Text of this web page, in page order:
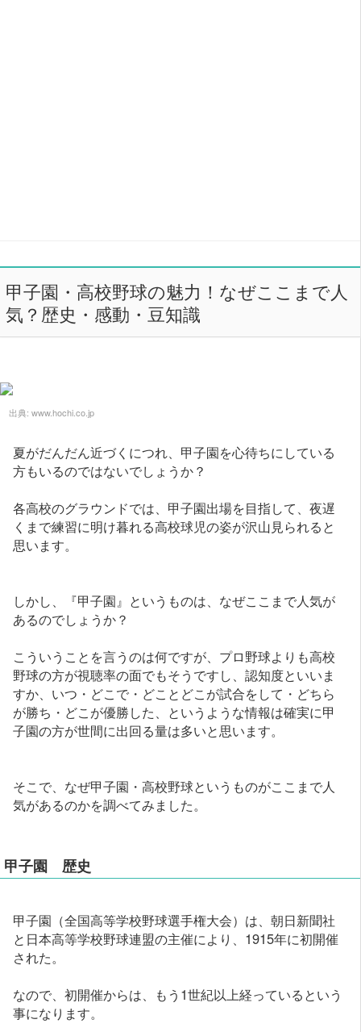
甲子園・高校野球の魅力！なぜここまで人
気？歴史・感動・豆知識
出典: www.hochi.co.jp
夏がだんだん近づくにつれ、甲子園を心待ちにしている
方もいるのではないでしょうか？
各高校のグラウンドでは、甲子園出場を目指して、夜遅
くまで練習に明け暮れる高校球児の姿が沢山見られると
思います。
しかし、『甲子園』というものは、なぜここまで人気が
あるのでしょうか？
こういうことを言うのは何ですが、プロ野球よりも高校
野球の方が視聴率の面でもそうですし、認知度といいま
すか、いつ・どこで・どことどこが試合をして・どちら
が勝ち・どこが優勝した、というような情報は確実に甲
子園の方が世間に出回る量は多いと思います。
そこで、なぜ甲子園・高校野球というものがここまで人
気があるのかを調べてみました。
甲子園 歴史
甲子園（全国高等学校野球選手権大会）は、朝日新聞社
と日本高等学校野球連盟の主催により、1915年に初開催
された。
なので、初開催からは、もう1世紀以上経っているという
事になります。